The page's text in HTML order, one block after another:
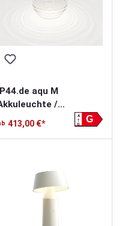
5 von 5 Sternen
aqu M
/
Solarleuchte
413,00 €* G
A
G